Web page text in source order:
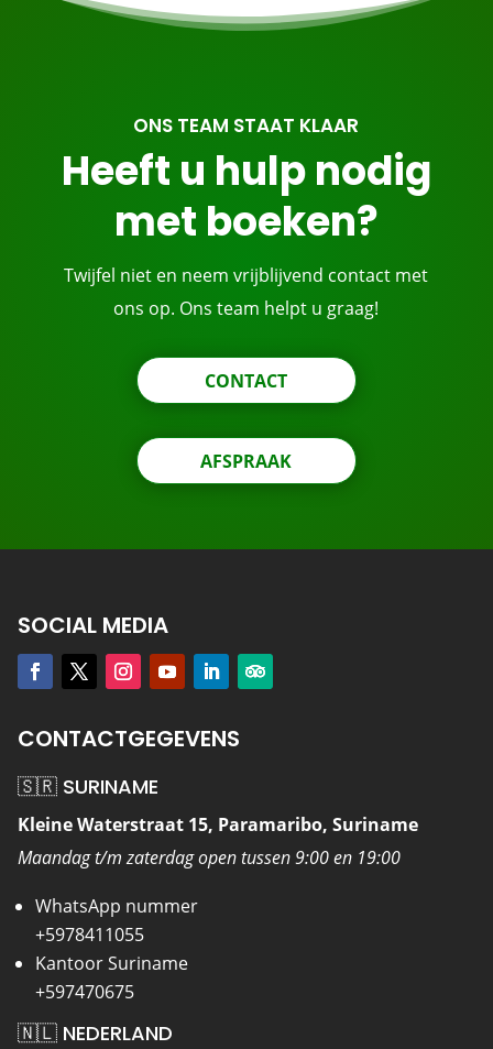
ONS TEAM STAAT KLAAR
Heeft u hulp nodig
met boeken?
Twijfel niet en neem vrijblijvend contact met
ons op. Ons team helpt u graag!
CONTACT
AFSPRAAK
SOCIAL MEDIA
CONTACTGEGEVENS
🇸🇷 SURINAME
Kleine Waterstraat 15, Paramaribo, Suriname
Maandag t/m zaterdag open tussen 9:00 en 19:00
WhatsApp nummer
+5978411055
Kantoor Suriname
+597470675
🇳🇱 NEDERLAND